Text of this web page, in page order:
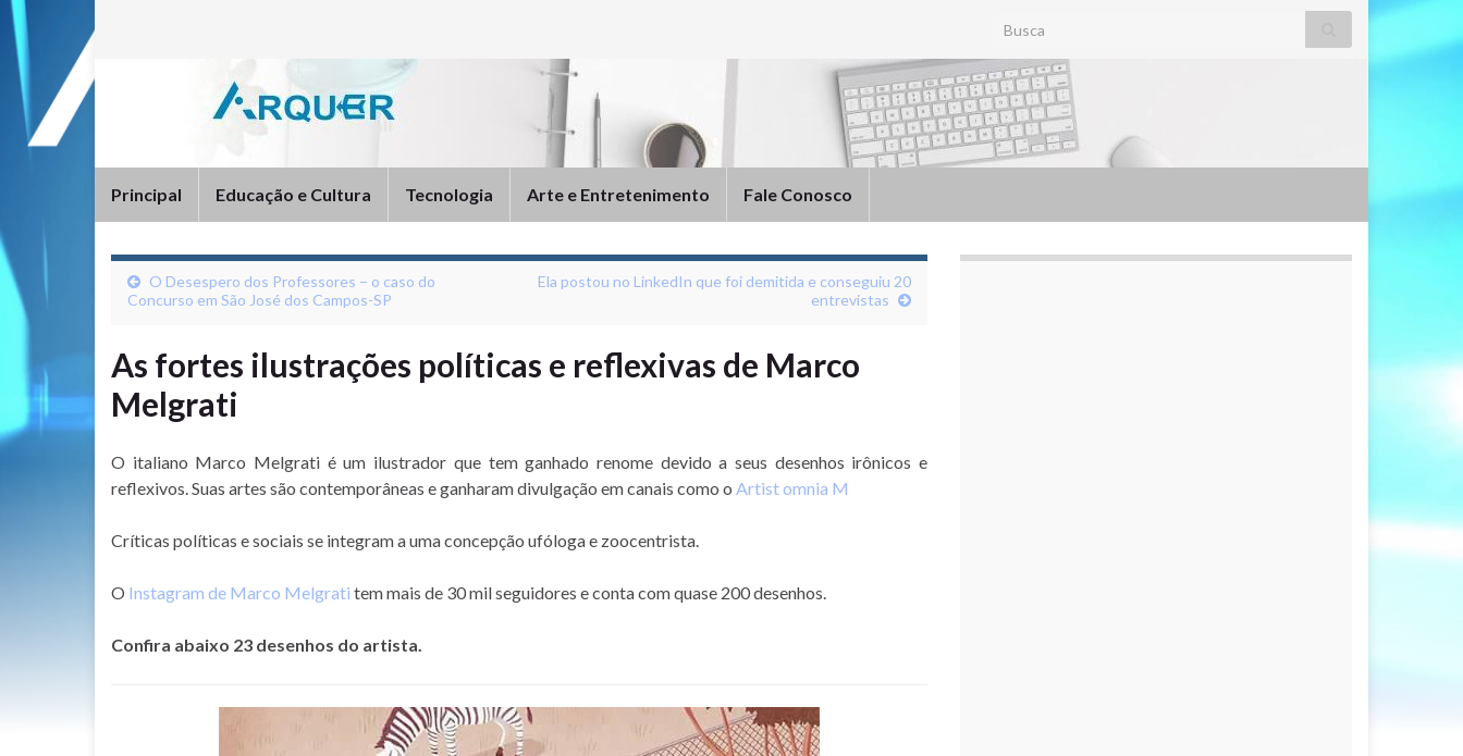
Search for:
Principal Educação e Cultura Tecnologia Arte e Entretenimento Fale Conosco
O Desespero dos Professores – o caso do
Concurso em São José dos Campos-SP
Ela postou no LinkedIn que foi demitida e conseguiu 20
entrevistas
As fortes ilustrações políticas e reflexivas de Marco
Melgrati
O italiano Marco Melgrati é um ilustrador que tem ganhado renome devido a seus desenhos irônicos e
reflexivos. Suas artes são contemporâneas e ganharam divulgação em canais como o Artist omnia M
Críticas políticas e sociais se integram a uma concepção ufóloga e zoocentrista.
O Instagram de Marco Melgrati tem mais de 30 mil seguidores e conta com quase 200 desenhos.
Confira abaixo 23 desenhos do artista.